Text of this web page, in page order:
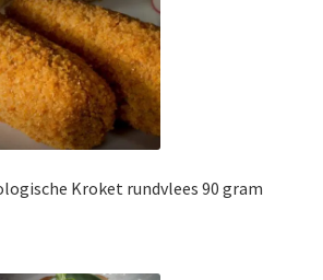
Kroket rundvlees 90 gram